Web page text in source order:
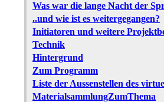
Was war die lange Nacht der
..und wie ist es weitergegangen?
Initiatoren und weitere
Technik
Hintergrund
Zum Programm
Liste der Aussenstellen des
MaterialsammlungZumThema